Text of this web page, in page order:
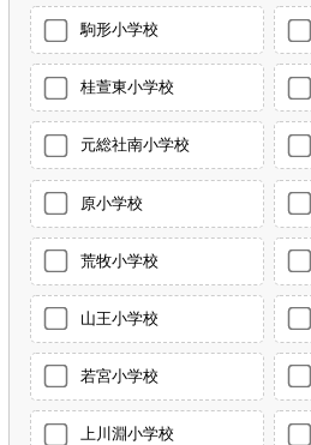
駒形小学校
桂萱東小学校
元総社南小学校
原小学校
荒牧小学校
山王小学校
若宮小学校
上川淵小学校